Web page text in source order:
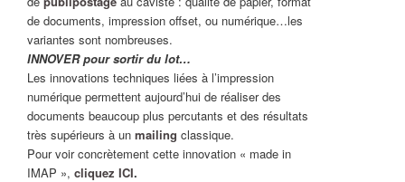
de documents, impression offset, ou numérique…les
variantes sont nombreuses.
INNOVER pour sortir du lot…
Les innovations techniques liées à l’impression
numérique permettent aujourd’hui de réaliser des
documents beaucoup plus percutants et des résultats
très supérieurs à un mailing classique.
Pour voir concrètement cette innovation « made in
IMAP », cliquez ICI.